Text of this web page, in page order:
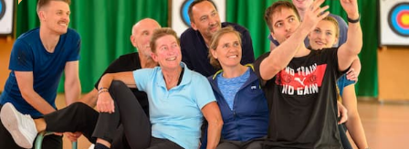
Karriere
Sozialdienste & Zuweisende
Suche